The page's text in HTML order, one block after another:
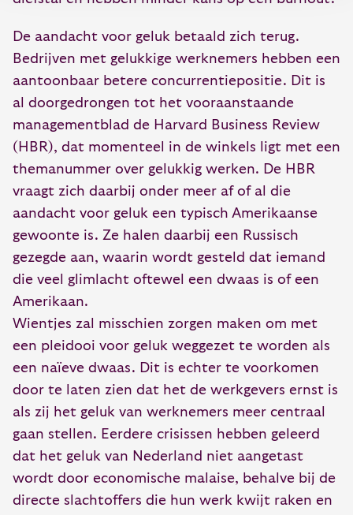
De aandacht voor geluk betaald zich terug.
Bedrijven met gelukkige werknemers hebben een
aantoonbaar betere concurrentiepositie. Dit is
al doorgedrongen tot het vooraanstaande
managementblad de Harvard Business Review
(HBR), dat momenteel in de winkels ligt met een
themanummer over gelukkig werken. De HBR
vraagt zich daarbij onder meer af of al die
aandacht voor geluk een typisch Amerikaanse
gewoonte is. Ze halen daarbij een Russisch
gezegde aan, waarin wordt gesteld dat iemand
die veel glimlacht oftewel een dwaas is of een
Amerikaan.
Wientjes zal misschien zorgen maken om met
een pleidooi voor geluk weggezet te worden als
een naïeve dwaas. Dit is echter te voorkomen
door te laten zien dat het de werkgevers ernst is
als zij het geluk van werknemers meer centraal
gaan stellen. Eerdere crisissen hebben geleerd
dat het geluk van Nederland niet aangetast
wordt door economische malaise, behalve bij de
directe slachtoffers die hun werk kwijt raken en